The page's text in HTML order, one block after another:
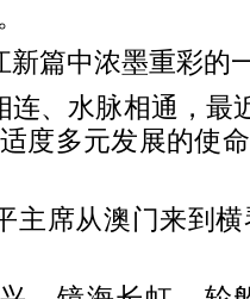
新篇中浓墨重彩的
连、水脉相通，最
度多元发展的使
主席从澳门来到